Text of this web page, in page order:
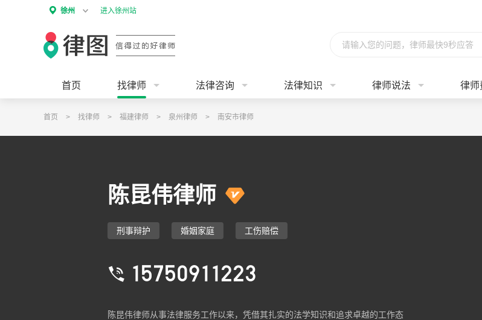
徐州 进入徐州站
请输入您的问题，律师最快9秒应答
首页 找律师 法律咨询 法律知识 律师说法 律师
首页 > 找律师 > 福建律师 > 泉州律师 > 南安市律师
陈昆伟律师
刑事辩护 婚姻家庭 工伤赔偿
15750911223
陈昆伟律师从事法律服务工作以来，凭借其扎实的法学知识和追求卓越的工作态